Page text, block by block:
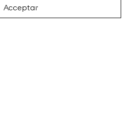
Acceptar